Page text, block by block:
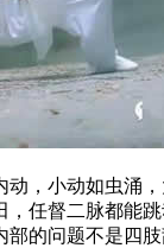
小动如虫涌，
督二脉都能跳
问题不是四肢